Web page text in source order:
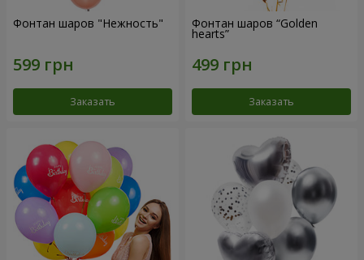
Фонтан шаров "Нежность"
Заказать
Фонтан шаров “Golden
hearts”
Заказать